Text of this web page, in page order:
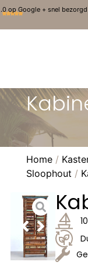
op Google + snel bezorgd
Home/
Sloophout /